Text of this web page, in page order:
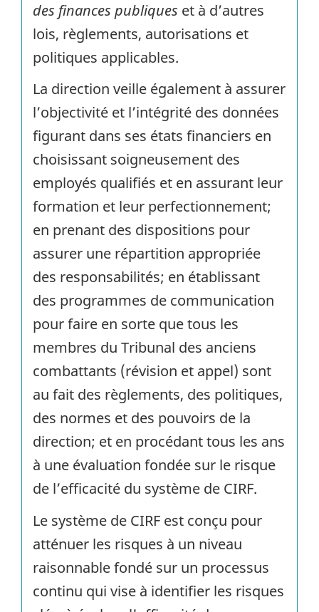
des finances publiques et à d’autres
lois, règlements, autorisations et
politiques applicables.
La direction veille également à assurer
l’objectivité et l’intégrité des données
figurant dans ses états financiers en
choisissant soigneusement des
employés qualifiés et en assurant leur
formation et leur perfectionnement;
en prenant des dispositions pour
assurer une répartition appropriée
des responsabilités; en établissant
des programmes de communication
pour faire en sorte que tous les
membres du Tribunal des anciens
combattants (révision et appel) sont
au fait des règlements, des politiques,
des normes et des pouvoirs de la
direction; et en procédant tous les ans
à une évaluation fondée sur le risque
de l’efficacité du système de CIRF.
Le système de CIRF est conçu pour
atténuer les risques à un niveau
raisonnable fondé sur un processus
continu qui vise à identifier les risques